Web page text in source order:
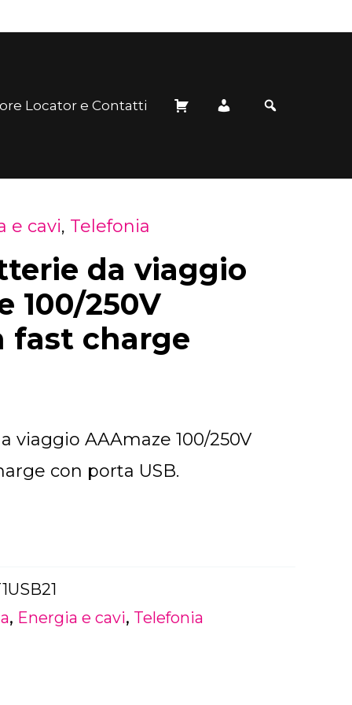
Locator e Contatti
e cavi, Telefonia
da viaggio
100/250V
fast charge
viaggio AAAmaze 100/250V
con porta USB.
, Energia e cavi, Telefonia